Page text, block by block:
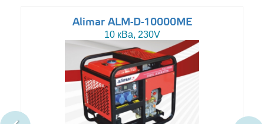
Alimar ALM-D-10000ME
10 кВа, 230V